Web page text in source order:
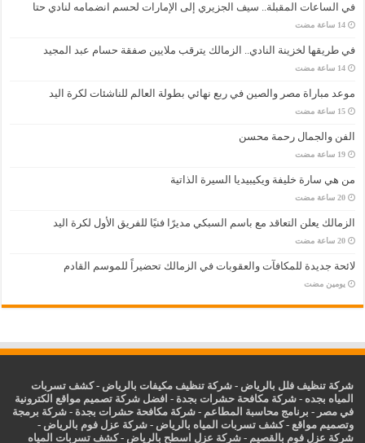
في الساعات المقبلة.. سيف الجزيري إلى الإمارات لحسم انضمامه لنادي حتا
‏14 ساعة مضت
في طريقها لخزينة النادي.. الزمالك يترقب ملايين صفقة حسام عبد المجيد
‏14 ساعة مضت
موعد مباراة مصر والصين في ربع نهائي بطولة العالم للناشئات لكرة اليد
‏15 ساعة مضت
الفن والجمال رحمة محسن
‏19 ساعة مضت
من هي سارة خليفة ويكيبيديا السيرة الذاتية
‏20 ساعة مضت
الزمالك يعلن التعاقد مع باسم السبكي مديرًا فنيًا للفريق الأول لكرة اليد
‏20 ساعة مضت
لائحة جديدة للمكافآت والعقوبات في الزمالك تحضيراً للموسم القادم
‏يومين مضت
شركة تنظيف فلل بالرياض -شركة تنظيف مكيفات بالرياض -كشف تسربات
المياه بجده -شركة مكافحة حشرات بجدة - افضل شركة تصميم مواقع الكترونية
في مصر - برنامج محاسبة المطاعم -شركة مكافحة حشرات بجدة -شركة برمجة
وتصميم مواقع -كشف تسربات المياه بالرياض -شركة عزل فوم بالرياض -
شركة عزل فوم بالقصيم -شركة عزل اسطح بالرياض -كشف تسربات المياه